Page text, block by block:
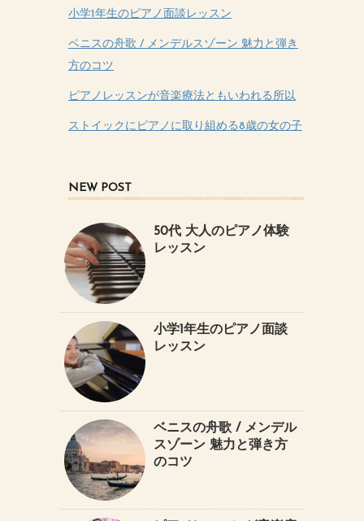
小学1年生のピアノ面談レッスン
ベニスの舟歌 / メンデルスゾーン 魅力と弾き
方のコツ
ピアノレッスンが音楽療法ともいわれる所以
ストイックにピアノに取り組める8歳の女の子
NEW POST
50代 大人のピアノ体験
レッスン
小学1年生のピアノ面談
レッスン
ベニスの舟歌 / メンデル
スゾーン 魅力と弾き方
のコツ